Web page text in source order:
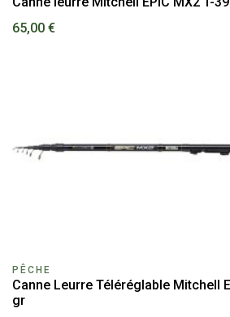
65,00 €
PÊCHE
Canne Leurre Téléréglable Mitchell
gr